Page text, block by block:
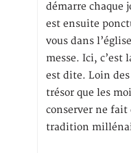
démarre chaque
est ensuite
vous dans
messe. Ici, c’est
est dite. Loin
trésor que les
conserver ne fait
tradition